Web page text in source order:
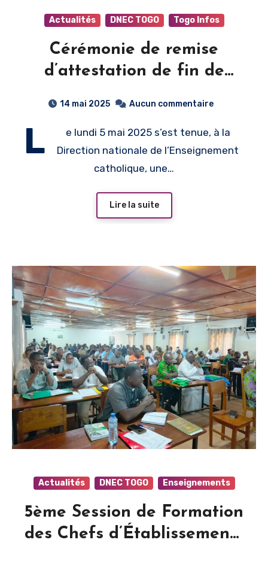
Actualités DNEC TOGO Togo Infos
Cérémonie de remise
d’attestation de fin de
14 mai 2025 Aucun commentaire
L
e lundi 5 mai 2025 s’est tenue, à la
Direction nationale de l’Enseignement
catholique, une…
Lire la suite
Actualités DNEC TOGO Enseignements
5ème Session de Formation
des Chefs d’Établissements